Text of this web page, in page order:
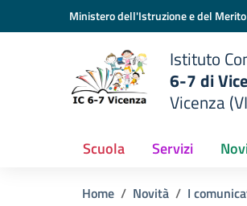
Vai ai contenuti
Vai al menu di navigazioneMinistero dell'Istruzione e del Merito
Istituto
6-7 di
Vicenza
Scuola Servizi
Home Novità I